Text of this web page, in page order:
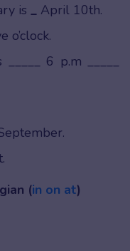
is _ April 10th.
o’clock.
6 p.m _____
(in on at)